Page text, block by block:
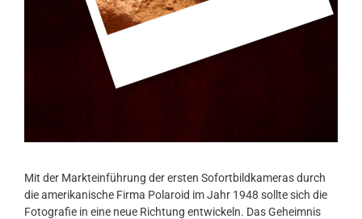
Mit der Markteinführung der ersten Sofortbildkameras durch
die amerikanische Firma Polaroid im Jahr 1948 sollte sich die
Fotografie in eine neue Richtung entwickeln. Das Geheimnis